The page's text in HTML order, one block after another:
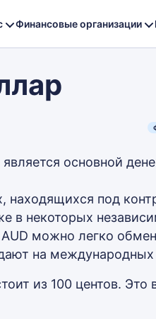
Финансовые организации
основной
находящихся под
в некоторых
можно легко
на
из 100 центов. Это